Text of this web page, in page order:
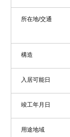
所在地/交通
構造
入居可能日
竣工年月日
用途地域